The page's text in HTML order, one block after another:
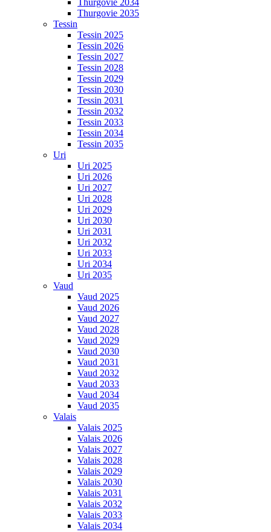
Thurgovie 2035
Tessin
Tessin 2025
Tessin 2026
Tessin 2027
Tessin 2028
Tessin 2029
Tessin 2030
Tessin 2031
Tessin 2032
Tessin 2033
Tessin 2034
Tessin 2035
Uri
Uri 2025
Uri 2026
Uri 2027
Uri 2028
Uri 2029
Uri 2030
Uri 2031
Uri 2032
Uri 2033
Uri 2034
Uri 2035
Vaud
Vaud 2025
Vaud 2026
Vaud 2027
Vaud 2028
Vaud 2029
Vaud 2030
Vaud 2031
Vaud 2032
Vaud 2033
Vaud 2034
Vaud 2035
Valais
Valais 2025
Valais 2026
Valais 2027
Valais 2028
Valais 2029
Valais 2030
Valais 2031
Valais 2032
Valais 2033
Valais 2034